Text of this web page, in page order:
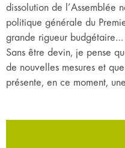
dissolution de l’Assemblée
politique générale du
grande rigueur budgétaire…
Sans être devin, je pense
de nouvelles mesures et
présente, en ce moment,